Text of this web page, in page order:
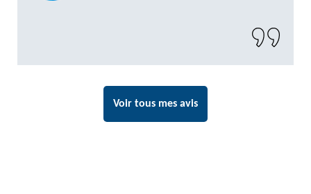
Voir tous mes avis